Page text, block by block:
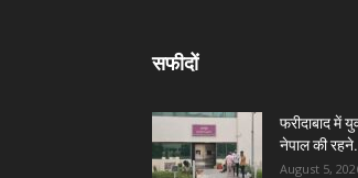
सफीदों
फरीदाबाद में
नेपाल की
August 5,